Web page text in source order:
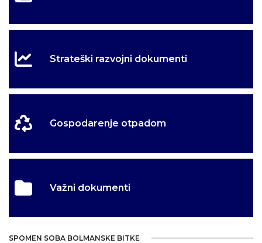
Strateški razvojni dokumenti
Gospodarenje otpadom
Važni dokumenti
SPOMEN SOBA BOLMANSKE BITKE